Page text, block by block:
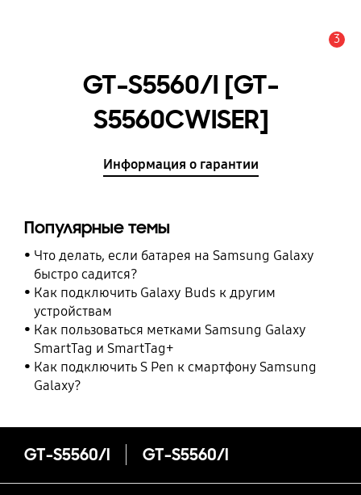
3
GT-S5560/I [GT-
S5560CWISER]
Информация о гарантии
Популярные темы
Что делать, если батарея на Samsung Galaxy
быстро садится?
Как подключить Galaxy Buds к другим
устройствам
Как пользоваться метками Samsung Galaxy
SmartTag и SmartTag+
Как подключить S Pen к смартфону Samsung
Galaxy?
GT-S5560/I GT-S5560/I